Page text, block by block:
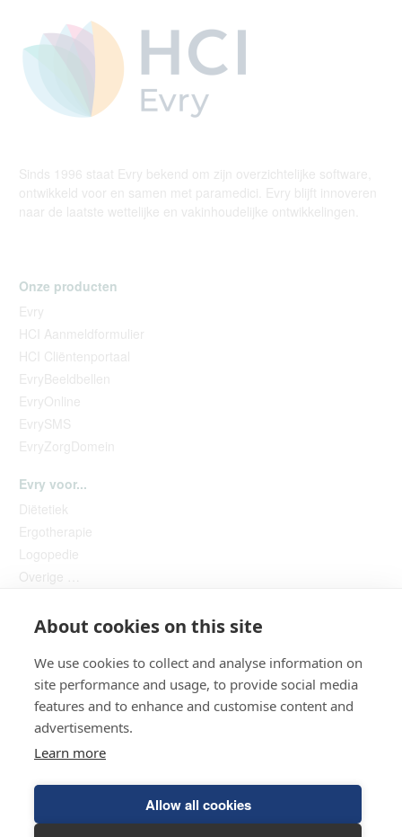
About cookies on this site
We use cookies to collect and analyse information on
site performance and usage, to provide social media
features and to enhance and customise content and
advertisements.
Learn more
Allow all cookies
Sinds 1996 staat Evry bekend om zijn overzichtelijke software,
ontwikkeld voor en samen met paramedici. Evry blijft innoveren
naar de laatste wettelijke en vakinhoudelijke ontwikkelingen.
Onze producten
Evry
HCI Aanmeldformulier
HCI Cliëntenportaal
EvryBeeldbellen
EvryOnline
EvrySMS
EvryZorgDomein
Evry voor...
Diëtetiek
Ergotherapie
Logopedie
Overige …
Helpdesk
Algemene voorwaarden
Privacyverklaring
Hulp op afstand